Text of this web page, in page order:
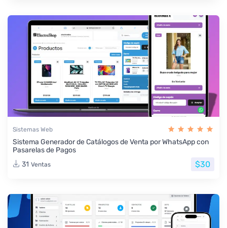
Sistemas Web
Sistema Generador de Catálogos de Venta por WhatsApp con
Pasarelas de Pagos
31 Ventas $30